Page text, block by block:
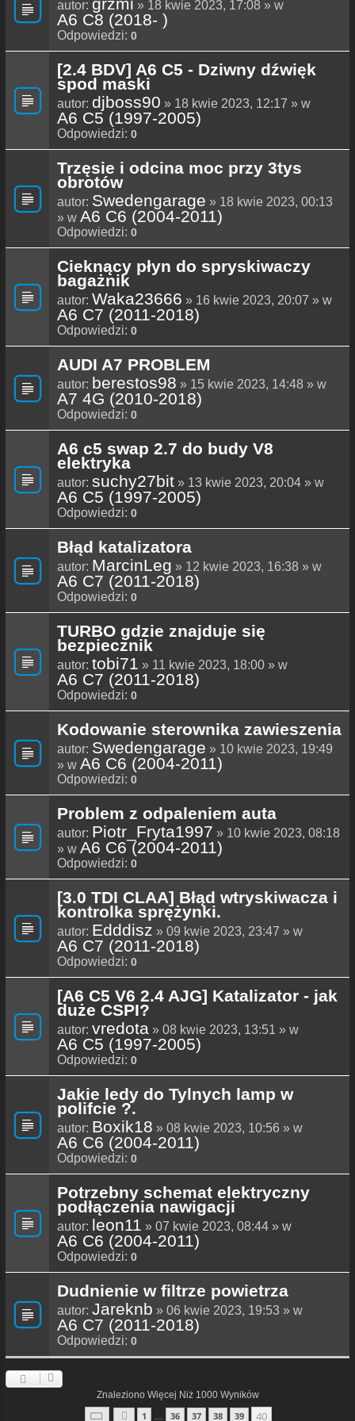
autor: » 18 kwie 2023, 17:08 » w
A6 C8 (2018- )
Odpowiedzi: 0
[2.4 BDV] A6 C5 - Dziwny dźwięk
spod maski
autor: djboss90 » 18 kwie 2023, 12:17 » w
A6 C5 (1997-2005)
Odpowiedzi: 0
Trzęsie i odcina moc przy 3tys
obrotów
autor: Swedengarage » 18 kwie 2023, 00:13
» w A6 C6 (2004-2011)
Odpowiedzi: 0
Cieknący płyn do spryskiwaczy
bagażnik
autor: Waka23666 » 16 kwie 2023, 20:07 » w
A6 C7 (2011-2018)
Odpowiedzi: 0
AUDI A7 PROBLEM
autor: berestos98 » 15 kwie 2023, 14:48 » w
A7 4G (2010-2018)
Odpowiedzi: 0
A6 c5 swap 2.7 do budy V8
elektryka
autor: suchy27bit » 13 kwie 2023, 20:04 » w
A6 C5 (1997-2005)
Odpowiedzi: 0
Błąd katalizatora
autor: MarcinLeg » 12 kwie 2023, 16:38 » w
A6 C7 (2011-2018)
Odpowiedzi: 0
TURBO gdzie znajduje się
bezpiecznik
autor: tobi71 » 11 kwie 2023, 18:00 » w
A6 C7 (2011-2018)
Odpowiedzi: 0
Kodowanie sterownika zawieszenia
autor: Swedengarage » 10 kwie 2023, 19:49
» w A6 C6 (2004-2011)
Odpowiedzi: 0
Problem z odpaleniem auta
autor: Piotr_Fryta1997 » 10 kwie 2023, 08:18
» w A6 C6 (2004-2011)
Odpowiedzi: 0
[3.0 TDI CLAA] Błąd wtryskiwacza i
kontrolka sprężynki.
autor: Edddisz » 09 kwie 2023, 23:47 » w
A6 C7 (2011-2018)
Odpowiedzi: 0
[A6 C5 V6 2.4 AJG] Katalizator - jak
duże CSPI?
autor: vredota » 08 kwie 2023, 13:51 » w
A6 C5 (1997-2005)
Odpowiedzi: 0
Jakie ledy do Tylnych lamp w
polifcie ?.
autor: Boxik18 » 08 kwie 2023, 10:56 » w
A6 C6 (2004-2011)
Odpowiedzi: 0
Potrzebny schemat elektryczny
podłączenia nawigacji
autor: leon11 » 07 kwie 2023, 08:44 » w
A6 C6 (2004-2011)
Odpowiedzi: 0
Dudnienie w filtrze powietrza
autor: Jareknb » 06 kwie 2023, 19:53 » w
A6 C7 (2011-2018)
Odpowiedzi: 0
Znaleziono Więcej Niż 1000 Wyników
Strona 40Poprzednia
1 36 37 38 39 40